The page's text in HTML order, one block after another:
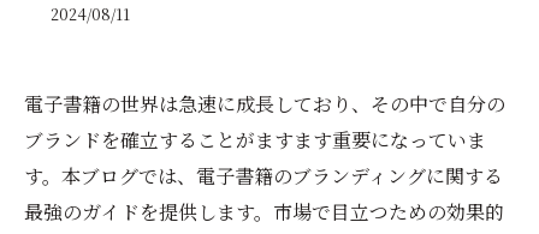
2024/08/11
電子書籍の世界は急速に成長しており、その中で自分の
ブランドを確立することがますます重要になっていま
す。本ブログでは、電子書籍のブランディングに関する
最強のガイドを提供します。市場で目立つための効果的